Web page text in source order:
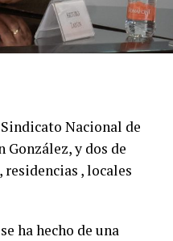
Nacional de
y dos de
, locales
ha hecho de una